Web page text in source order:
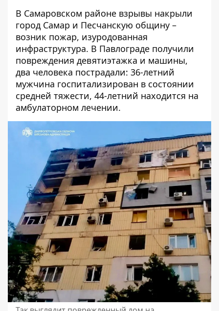
В Самаровском районе взрывы накрыли
город Самар и Песчанскую общину –
возник пожар, изуродованная
инфраструктура. В Павлограде получили
повреждения девятиэтажка и машины,
два человека пострадали: 36-летний
мужчина госпитализирован в состоянии
средней тяжести, 44-летний находится на
амбулаторном лечении.